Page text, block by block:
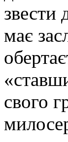
має
свого